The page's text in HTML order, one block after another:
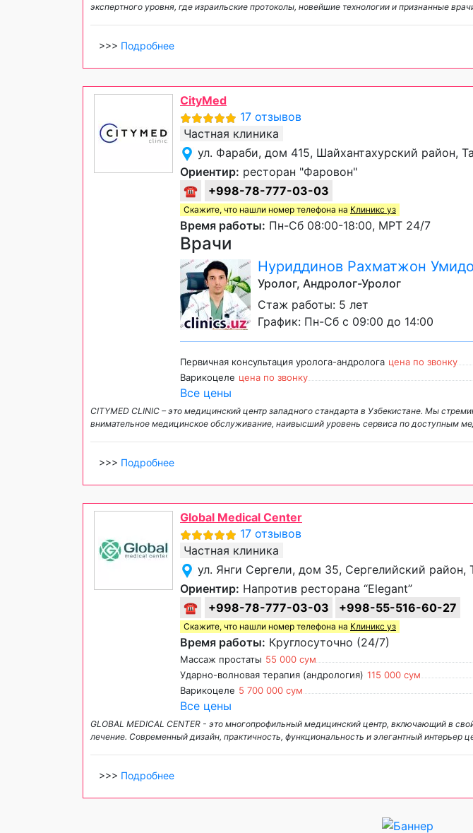
экспертного уровня, где израильские протоколы, новейшие технологии и признанные
>>> Подробнее
CityMed
17 отзывов
Частная клиника
ул. Фараби, дом 415, Шайхантахурский район,
Ориентир: ресторан "Фаровон"
☎
+998-78-777-03-03
Скажите, что нашли номер телефона на Клиникс уз
Время работы: Пн-Сб 08:00-18:00, МРТ 24/7
Врачи
Нуриддинов Рахматжон
Уролог, Андролог-Уролог
Стаж работы: 5 лет
График: Пн-Сб с 09:00 до 14:00
Первичная консультация уролога-андролога цена по звонку
Варикоцеле цена по звонку
Все цены
CITYMED CLINIC – это медицинский центр западного стандарта в Узбекистане. Мы
внимательное медицинское обслуживание, наивысший уровень сервиса по доступным
>>> Подробнее
Global Medical Center
17 отзывов
Частная клиника
ул. Янги Сергели, дом 35, Сергелийский район,
Ориентир: Напротив ресторана “Elegant”
☎
+998-78-777-03-03 +998-55-516-60-27
Скажите, что нашли номер телефона на Клиникс уз
Время работы: Круглосуточно (24/7)
Массаж простаты 55 000 сум
Ударно-волновая терапия (андрология) 115 000 сум
Варикоцеле 5 700 000 сум
Все цены
GLOBAL MEDICAL CENTER - это многопрофильный медицинский центр, включающий в
лечение. Современный дизайн, практичность, функциональность и элегантный
>>> Подробнее